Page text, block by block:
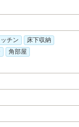
チン
床下収納
角部屋